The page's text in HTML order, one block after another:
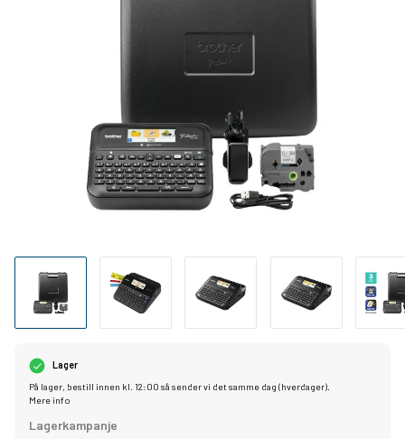
Lager
På lager, bestill innen kl. 12:00 så sender vi det samme dag (hverdager).
Mere info
Lagerkampanje